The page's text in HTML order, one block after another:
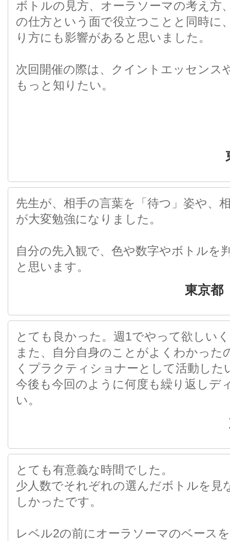
ボトルの見方、オーラソーマの考え方
の仕方という面で役立つことと同時に
り方にも影響があると思いました。
次回開催の際は、クイントエッセンス
もっと知りたい。
先生が、相手の言葉を「待つ」姿や、
が大変勉強になりました。
自分の先入観で、色や数字やボトルを
と思います。
東京都
とても良かった。週1でやって欲しい
また、自分自身のことがよくわかった
くプラクティショナーとして活動した
今後も今回のように何度も繰り返しデ
い。
とても有意義な時間でした。
少人数でそれぞれの選んだボトルを見
しかったです。
レベル2の前にオーラソーマのベース